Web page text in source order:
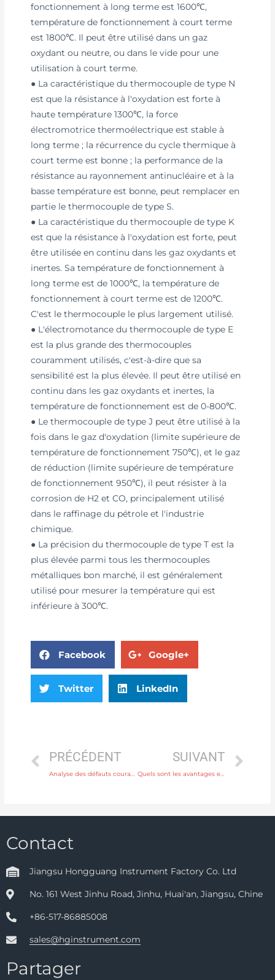
fonctionnement à long terme est 1600℃,
température de fonctionnement à court terme
est 1800℃. Il peut être utilisé dans un gaz
oxydant ou neutre, ou dans le vide pour une
utilisation à court terme.
● La caractéristique du thermocouple de type N
est que la résistance à l'oxydation est forte à
haute température 1300℃, la force
électromotrice thermoélectrique est stable à
long terme ; la récurrence du cycle thermique à
court terme est bonne ; la performance de la
résistance au rayonnement antinucléaire et à la
basse température est bonne, peut remplacer en
partie le thermocouple de type S.
● La caractéristique du thermocouple de type K
est que la résistance à l'oxydation est forte, peut
être utilisée en continu dans les gaz oxydants et
inertes. Sa température de fonctionnement à
long terme est de 1000℃, la température de
fonctionnement à court terme est de 1200℃.
C'est le thermocouple le plus largement utilisé.
● L'électromotance du thermocouple de type E
est la plus grande des thermocouples
couramment utilisés, c'est-à-dire que sa
sensibilité est la plus élevée. Il peut être utilisé en
continu dans les gaz oxydants et inertes, la
température de fonctionnement est de 0-800℃.
● Le thermocouple de type J peut être utilisé à la
fois dans le gaz d'oxydation (limite supérieure de
température de fonctionnement 750℃), et le gaz
de réduction (limite supérieure de température
de fonctionnement 950℃), il peut résister à la
corrosion de H2 et CO, principalement utilisé
dans le raffinage du pétrole et l'industrie
chimique.
● La précision du thermocouple de type T est la
plus élevée parmi tous les thermocouples
métalliques bon marché, il est généralement
utilisé pour mesurer la température qui est
inférieure à 300℃.
Facebook Google+
Twitter LinkedIn
PRÉCÉDENT SUIVANT
Quels sont les avantages et les inconvénients du thermocouple de type N par rapport au thermocouple de type K ?
Contact
Jiangsu Hongguang Instrument Factory Co. Ltd
No. 161 West Jinhu Road, Jinhu, Huai'an, Jiangsu, Chine
+86-517-86885008
sales@hginstrument.com
Partager